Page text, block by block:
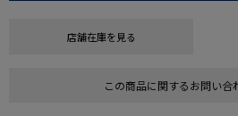
店舗在庫を見る
この商品に関するお問い合